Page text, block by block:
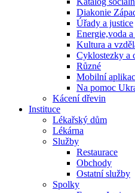
Diakonie
Úřady a justice
Energie,voda a
Kultura a
Cyklostezky a
Různé
Mobilní
Na pomoc
Kácení dřevin
Instituce
Lékařský dům
Lékárna
Služby
Restaurace
Obchody
Ostatní služby
Spolky